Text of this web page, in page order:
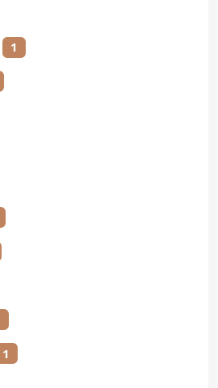
1
1